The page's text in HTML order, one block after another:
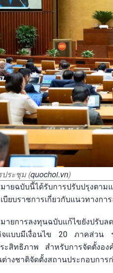
ระชุม (quochoi.vn)
ายฉบับนี้ได้รับการปรับปรุงตา
บียบราชการเกี่ยวกับแนวทางกา
ายการลงทุนฉบับแก้ไขยังปรับ
แบบมีเงื่อนไข 20 ภาคส่วน ร
ะสิทธิภาพ สำหรับการจัดตั้งอ
างชาติจัดตั้งสถานประกอบการ